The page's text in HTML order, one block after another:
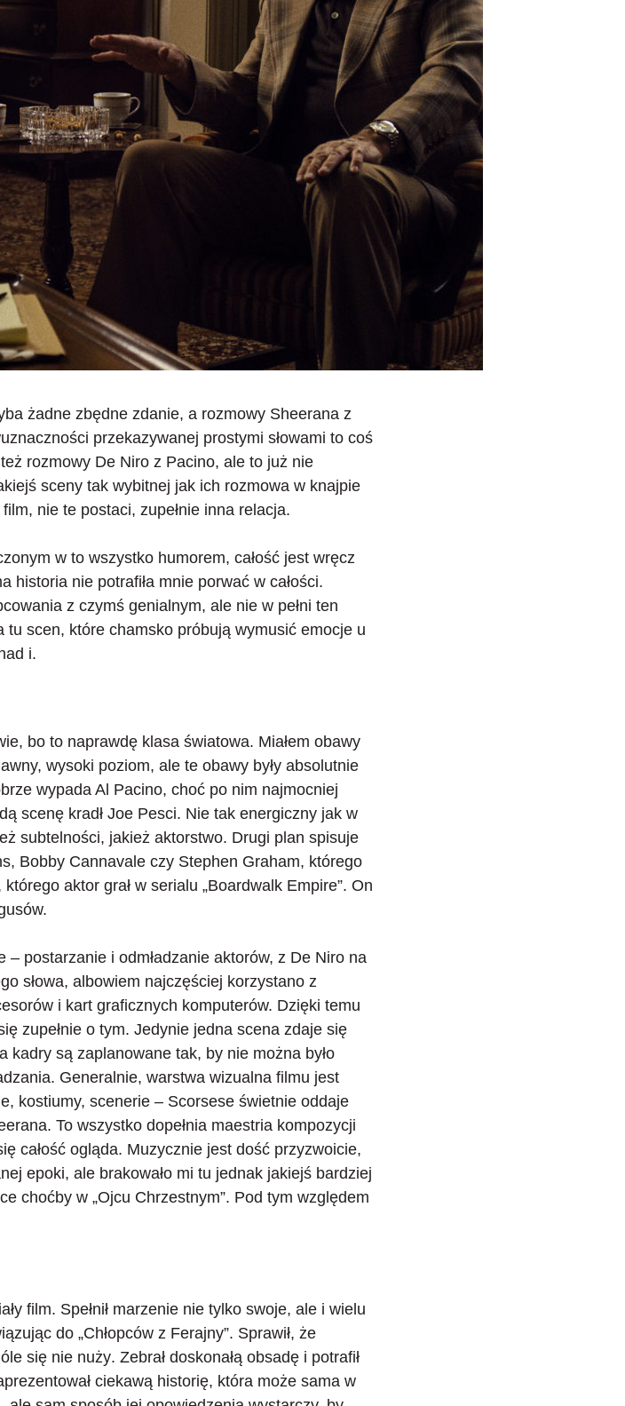
żadne zbędne zdanie, a rozmowy Sheerana z
przekazywanej prostymi słowami to coś
rozmowy De Niro z Pacino, ale to już nie
sceny tak wybitnej jak ich rozmowa w knajpie
nie te postaci, zupełnie inna relacja.
w to wszystko humorem, całość jest wręcz
historia nie potrafiła mnie porwać w całości.
z czymś genialnym, ale nie w pełni ten
tu scen, które chamsko próbują wymusić emocje u
i.
bo to naprawdę klasa światowa. Miałem obawy
wysoki poziom, ale te obawy były absolutnie
wypada Al Pacino, choć po nim najmocniej
scenę kradł Joe Pesci. Nie tak energiczny jak w
subtelności, jakież aktorstwo. Drugi plan spisuje
Bobby Cannavale czy Stephen Graham, którego
aktor grał w serialu „Boardwalk Empire”. On
– postarzanie i odmładzanie aktorów, z De Niro na
słowa, albowiem najczęściej korzystano z
i kart graficznych komputerów. Dzięki temu
zupełnie o tym. Jedynie jedna scena zdaje się
kadry są zaplanowane tak, by nie można było
Generalnie, warstwa wizualna filmu jest
kostiumy, scenerie – Scorsese świetnie oddaje
To wszystko dopełnia maestria kompozycji
całość ogląda. Muzycznie jest dość przyzwoicie,
epoki, ale brakowało mi tu jednak jakiejś bardziej
choćby w „Ojcu Chrzestnym”. Pod tym względem
film. Spełnił marzenie nie tylko swoje, ale i wielu
do „Chłopców z Ferajny”. Sprawił, że
się nie nuży. Zebrał doskonałą obsadę i potrafił
ciekawą historię, która może sama w